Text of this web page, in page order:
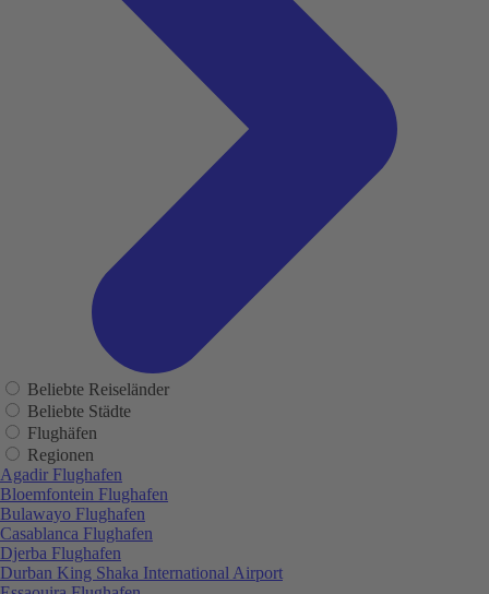
Beliebte Reiseländer
Beliebte Städte
Flughäfen
Regionen
Agadir Flughafen
Bloemfontein Flughafen
Bulawayo Flughafen
Casablanca Flughafen
Djerba Flughafen
Durban King Shaka International Airport